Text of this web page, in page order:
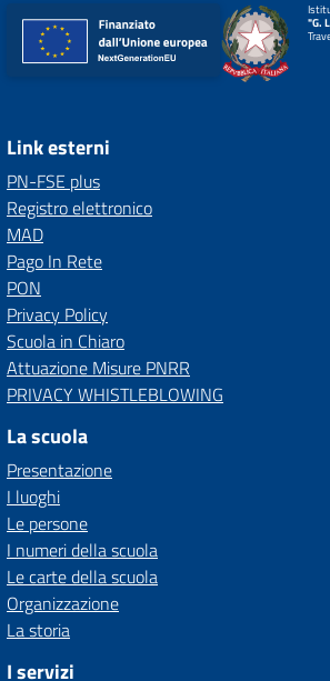
"G.
Link esterni
PN-FSE plus
Registro elettronico
MAD
Pago In Rete
PON
Privacy Policy
Scuola in Chiaro
Attuazione Misure PNRR
PRIVACY WHISTLEBLOWING
La scuola
Presentazione
I luoghi
Le persone
I numeri della scuola
Le carte della scuola
Organizzazione
La storia
I servizi